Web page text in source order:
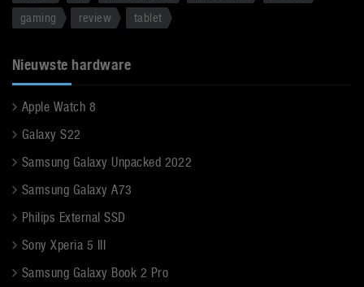
gaming
review tablet
Nieuwste hardware
Apple Watch 8
Galaxy S22
Samsung Galaxy Unpacked 2022
Samsung Galaxy A73
Philips External SSD
Sony Xperia 5 III
Samsung Galaxy Book 2 Pro